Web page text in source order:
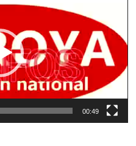
00:49